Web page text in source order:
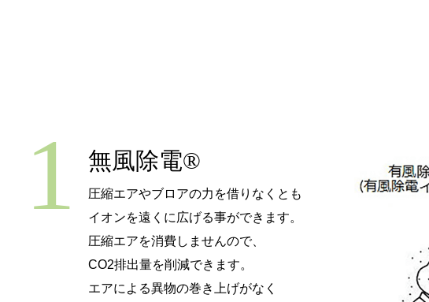
1 無風除電®
圧縮エアやブロアの力を借りなくとも
イオンを遠くに広げる事ができます。
圧縮エアを消費しませんので、
CO2排出量を削減できます。
エアによる異物の巻き上げがなく